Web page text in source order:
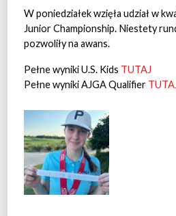
W poniedziałek wzięła udział w
Junior Championship. Niestety
pozwoliły na awans.
Pełne wyniki U.S. Kids TUTAJ
Pełne wyniki AJGA Qualifier